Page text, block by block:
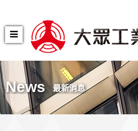
News 最新消息